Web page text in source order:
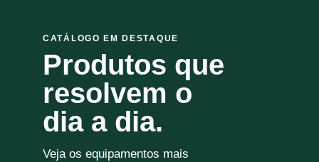
CATÁLOGO EM DESTAQUE
Produtos que
resolvem o
dia a dia.
Veja os equipamentos mais